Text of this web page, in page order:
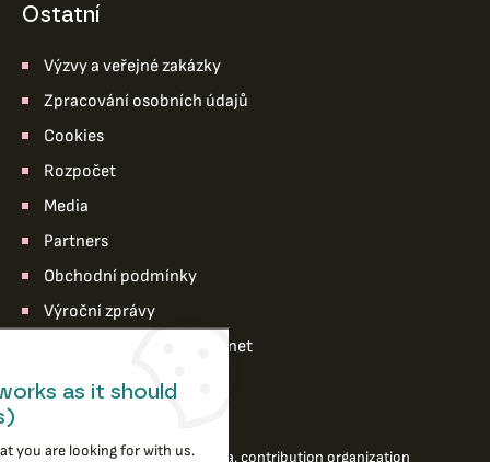
ostatní
Výzvy a veřejné zakázky
Zpracování osobních údajů
Cookies
Rozpočet
Media
Partners
Obchodní podmínky
Výroční zprávy
Pro členy divadla – intranet
© 2026 Puppet Theater Ostrava, contribution organization
as it should
you are looking for with us.